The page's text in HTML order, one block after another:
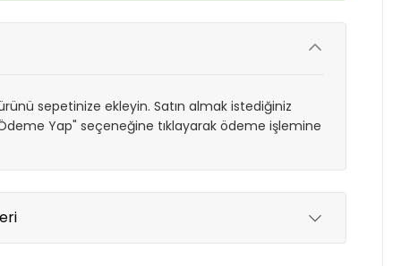
sepetinize ekleyin. Satın almak istediğiniz
Yap" seçeneğine tıklayarak ödeme işlemine